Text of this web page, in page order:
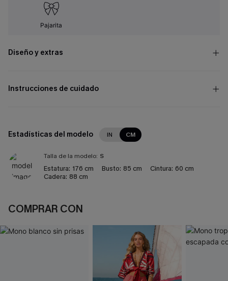
Pajarita
Diseño y extras
Instrucciones de cuidado
Estadísticas del modelo IN CM
Talla de la modelo: S
Estatura: 176 cm Busto: 85 cm Cintura: 60 cm
Cadera: 88 cm
COMPRAR CON